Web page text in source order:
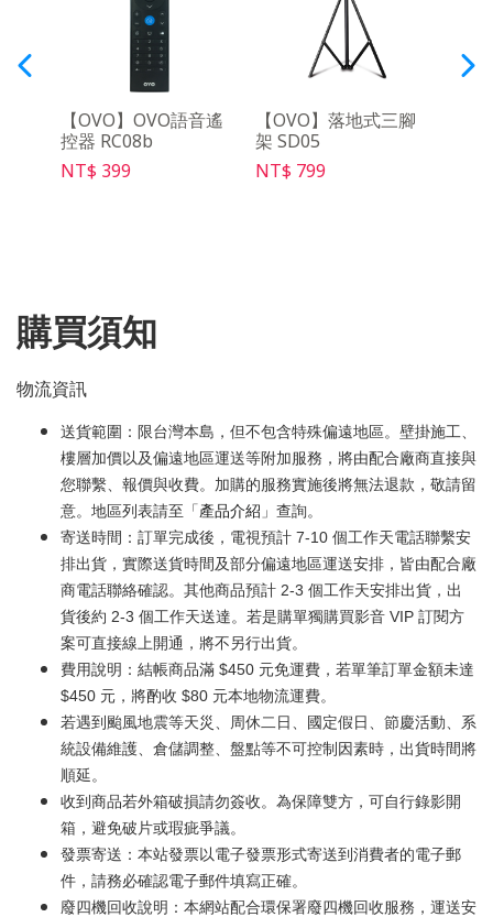
【OVO】OVO語音遙
控器 RC08b
NT$ 399
【OVO】落地式三腳
架 SD05
NT$ 799
購買須知
物流資訊
送貨範圍：限台灣本島，但不包含特殊偏遠地區。壁掛施工、
樓層加價以及偏遠地區運送等附加服務，將由配合廠商直接與
您聯繫、報價與收費。加購的服務實施後將無法退款，敬請留
意。地區列表請至「產品介紹 」查詢。
寄送時間：訂單完成後，電視預計 7-10 個工作天電話聯繫安
排出貨，實際送貨時間及部分偏遠地區運送安排，皆由配合廠
商電話聯絡確認。其他商品預計 2-3 個工作天安排出貨，出
貨後約 2-3 個工作天送達。若是購單獨購買影音 VIP 訂閱方
案可直接線上開通，將不另行出貨。
費用說明：結帳商品滿 $450 元免運費，若單筆訂單金額未達
$450 元，將酌收 $80 元本地物流運費。
若遇到颱風地震等天災、周休二日、國定假日、節慶活動、系
統設備維護、倉儲調整、盤點等不可控制因素時，出貨時間將
順延。
收到商品若外箱破損請勿簽收。為保障雙方，可自行錄影開
箱，避免破片或瑕疵爭議。
發票寄送：本站發票以電子發票形式寄送到消費者的電子郵
件，請務必確認電子郵件填寫正確。
廢四機回收說明：本網站配合環保署廢四機回收服務，運送安